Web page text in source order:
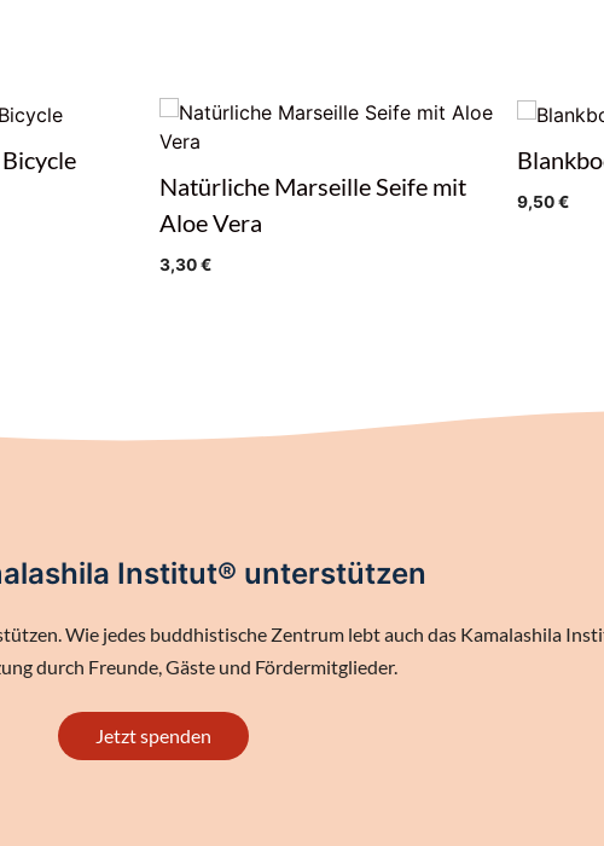
Natürliche Marseille Seife mit
Aloe Vera
3,30€
9,50€
Institut® unterstützen
Wie jedes buddhistische Zentrum lebt auch das Kamalashila
durch Freunde, Gäste und Fördermitglieder.
Jetzt spenden